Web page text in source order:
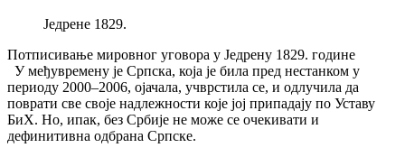
Једрене 1829.
Потписивање мировног уговора у Једрену 1829. године
У међувремену је Српска, која је била пред нестанком у
периоду 2000–2006, ојачала, учврстила се, и одлучила да
поврати све своје надлежности које јој припадају по Уставу
БиХ. Но, ипак, без Србије не може се очекивати и
дефинитивна одбрана Српске.